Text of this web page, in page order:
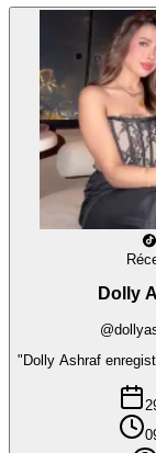
Dolly
"Dolly Ashraf